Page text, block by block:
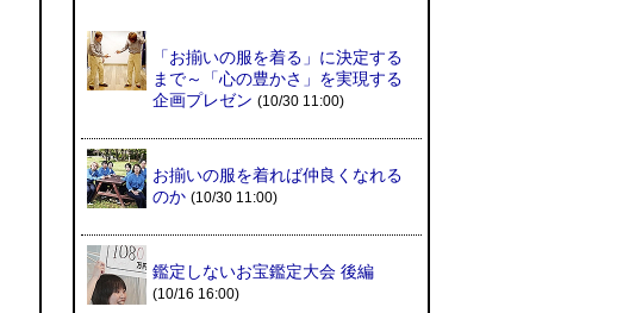
eco小（2026.8.3 朝エッセイと更
新情報）(ほり) (08.03 10:00)
夏の良さ、庭の木を抜く、AIっぽ
さ・7/25～31 のデイリーポータ
タルZ) (08.02 11:00)
「お揃いの服を着る」に決定する
まで～「心の豊かさ」を実現する
企画プレゼン (10/30 11:00)
お揃いの服を着れば仲良くなれる
のか (10/30 11:00)
鑑定しないお宝鑑定大会 後編
(10/16 16:00)